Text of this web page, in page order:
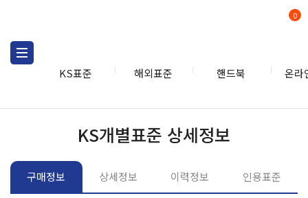
KS표준 해외표준 핸드북 온라
0
KS개별표준 상세정보
구매정보 상세정보 이력정보 인용표준